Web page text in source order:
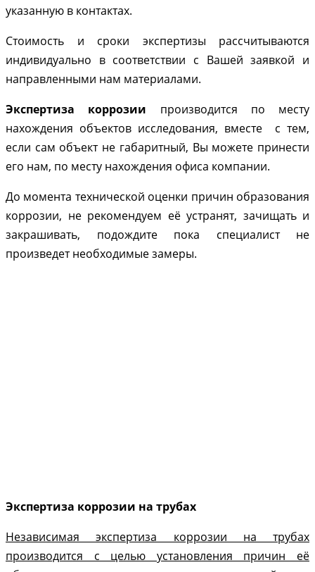
указанную в контактах.
Стоимость и сроки экспертизы рассчитываются
индивидуально в соответствии с Вашей заявкой и
направленными нам материалами.
Экспертиза коррозии производится по месту
нахождения объектов исследования, вместе с тем,
если сам объект не габаритный, Вы можете принести
его нам, по месту нахождения офиса компании.
До момента технической оценки причин образования
коррозии, не рекомендуем её устранят, зачищать и
закрашивать, подождите пока специалист не
произведет необходимые замеры.
Экспертиза коррозии на трубах
Независимая экспертиза коррозии на трубах
производится с целью установления причин её